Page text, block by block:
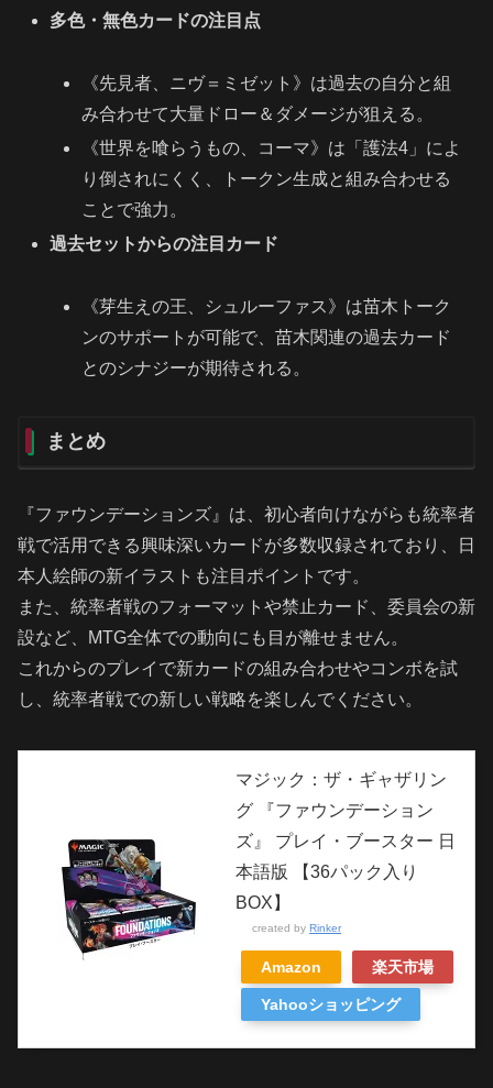
多色・無色カードの注目点
《先見者、ニヴ＝ミゼット》は過去の自分と組
み合わせて大量ドロー＆ダメージが狙える。
《世界を喰らうもの、コーマ》は「護法4」によ
り倒されにくく、トークン生成と組み合わせる
ことで強力。
過去セットからの注目カード
《芽生えの王、シュルーファス》は苗木トーク
ンのサポートが可能で、苗木関連の過去カード
とのシナジーが期待される。
まとめ
『ファウンデーションズ』は、初心者向けながらも統率者
戦で活用できる興味深いカードが多数収録されており、日
本人絵師の新イラストも注目ポイントです。
また、統率者戦のフォーマットや禁止カード、委員会の新
設など、MTG全体での動向にも目が離せません。
これからのプレイで新カードの組み合わせやコンボを試
し、統率者戦での新しい戦略を楽しんでください。
マジック：ザ・ギャザリン
グ 『ファウンデーション
ズ』 プレイ・ブースター 日
本語版 【36パック入り
BOX】
created by Rinker
Amazon 楽天市場
Yahooショッピング